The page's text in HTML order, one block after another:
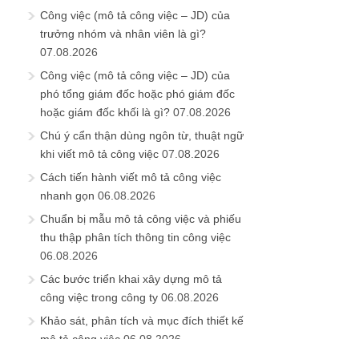
Công việc (mô tả công việc – JD) của
trưởng nhóm và nhân viên là gì?
07.08.2026
Công việc (mô tả công việc – JD) của
phó tổng giám đốc hoặc phó giám đốc
hoặc giám đốc khối là gì? 07.08.2026
Chú ý cẩn thận dùng ngôn từ, thuật ngữ
khi viết mô tả công việc 07.08.2026
Cách tiến hành viết mô tả công việc
nhanh gọn 06.08.2026
Chuẩn bị mẫu mô tả công việc và phiếu
thu thập phân tích thông tin công việc
06.08.2026
Các bước triển khai xây dựng mô tả
công việc trong công ty 06.08.2026
Khảo sát, phân tích và mục đích thiết kế